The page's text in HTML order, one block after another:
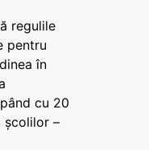
regulile
pentru
în
cu 20
școlilor –